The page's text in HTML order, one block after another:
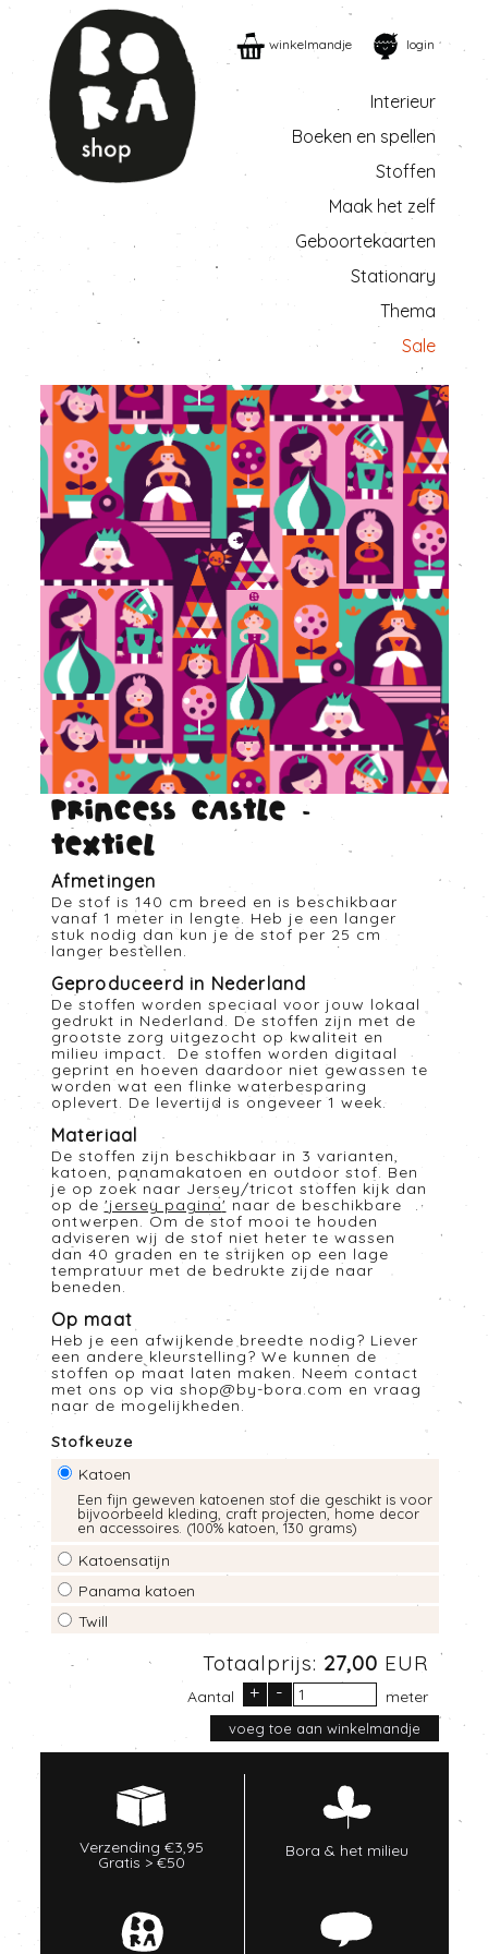
winkelmandje login
Interieur
Boeken en spellen
Stoffen
Maak het zelf
Geboortekaarten
Stationary
Thema
Sale
Princess castle -
Textiel
Afmetingen
De stof is 140 cm breed en is beschikbaar
vanaf 1 meter in lengte. Heb je een langer
stuk nodig dan kun je de stof per 25 cm
langer bestellen.
Geproduceerd in Nederland
De stoffen worden speciaal voor jouw lokaal
gedrukt in Nederland. De stoffen zijn met de
grootste zorg uitgezocht op kwaliteit en
milieu impact. De stoffen worden digitaal
geprint en hoeven daardoor niet gewassen te
worden wat een flinke waterbesparing
oplevert. De levertijd is ongeveer 1 week.
Materiaal
De stoffen zijn beschikbaar in 3 varianten,
katoen, panamakatoen en outdoor stof. Ben
je op zoek naar Jersey/tricot stoffen kijk dan
op de 'jersey pagina' naar de beschikbare
ontwerpen. Om de stof mooi te houden
adviseren wij de stof niet heter te wassen
dan 40 graden en te strijken op een lage
tempratuur met de bedrukte zijde naar
beneden.
Op maat
Heb je een afwijkende breedte nodig? Liever
een andere kleurstelling? We kunnen de
stoffen op maat laten maken. Neem contact
met ons op via shop@by-bora.com en vraag
naar de mogelijkheden.
Stofkeuze
Katoen
Een fijn geweven katoenen stof die geschikt is voor
bijvoorbeeld kleding, craft projecten, home decor
en accessoires. (100% katoen, 130 grams)
Katoensatijn
Panama katoen
Twill
Totaalprijs: 27,00 EUR
Aantal + - meter
Verzending €3,95
Gratis > €50
Bora & het milieu